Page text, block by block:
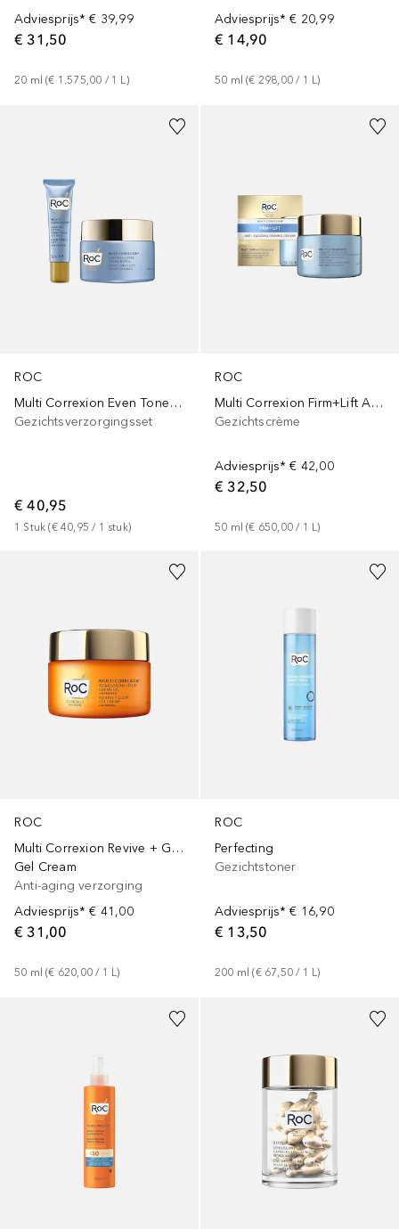
Adviesprijs* € 39,99
€ 31,50
20 ml (€ 1.575,00 / 1 L )
Adviesprijs* € 20,99
€ 14,90
50 ml (€ 298,00 / 1 L)
ROC
Multi Correxion Even Tone + Lift Gift Set
Gezichtsverzorgingsset
€ 40,95
1 Stuk (€ 40,95 / 1 stuk)
ROC
Multi Correxion Firm+Lift Anti-Sagging Firming Rich
Gezichtscrème
Adviesprijs* € 42,00
€ 32,50
50 ml (€ 650,00 / 1 L)
ROC
Multi Correxion Revive + Glow
Gel Cream
Anti-aging verzorging
Adviesprijs* € 41,00
€ 31,00
50 ml (€ 620,00 / 1 L)
ROC
Perfecting
Gezichtstoner
Adviesprijs* € 16,90
€ 13,50
200 ml (€ 67,50 / 1 L)